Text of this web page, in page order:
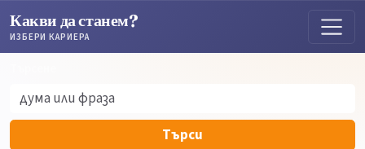
Какви да станем?
ИЗБЕРИ КАРИЕРА
Търси